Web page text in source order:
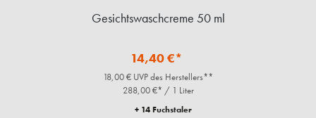
Gesichtswaschcreme 50 ml
14,40 €*
18,00 € UVP des Herstellers**
288,00 €* / 1 Liter
+ 14 Fuchstaler